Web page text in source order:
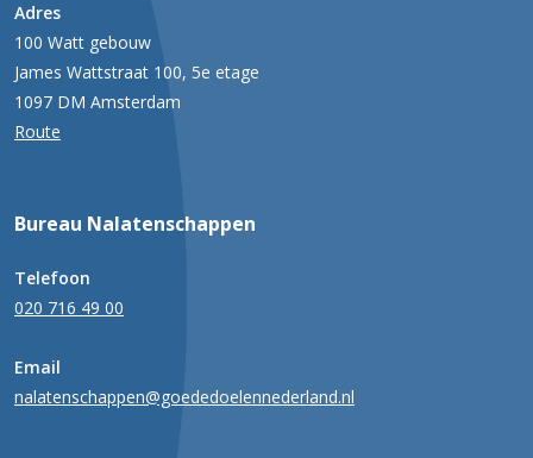
Adres
100 Watt gebouw
James Wattstraat 100, 5e etage
1097 DM Amsterdam
Route
Bureau Nalatenschappen
Telefoon
020 716 49 00
Email
nalatenschappen@goededoelennederland.nl